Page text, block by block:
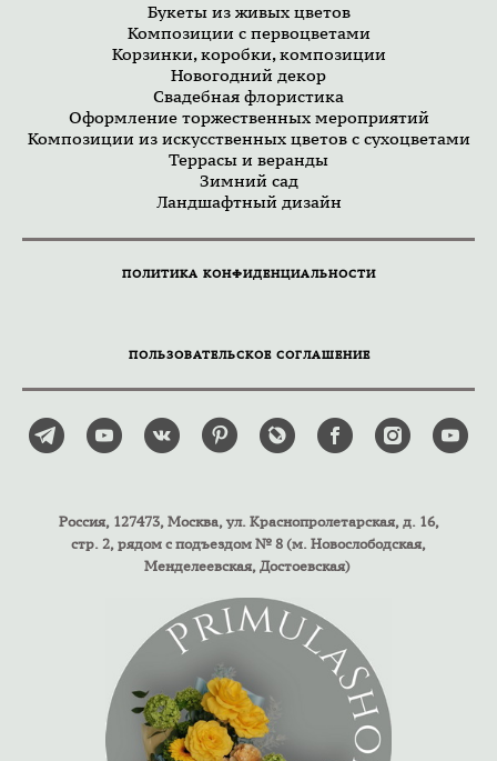
Букеты из живых цветов
Композиции с первоцветами
Корзинки, коробки, композиции
Новогодний декор
Свадебная флористика
Оформление торжественных мероприятий
Композиции из искусственных цветов с сухоцветами
Террасы и веранды
Зимний сад
Ландшафтный дизайн
ПОЛИТИКА КОНФИДЕНЦИАЛЬНОСТИ
ПОЛЬЗОВАТЕЛЬСКОЕ СОГЛАШЕНИЕ
Россия, 127473, Москва, ул. Краснопролетарская, д. 16,
стр. 2, рядом с подъездом № 8 (м. Новослободская,
Менделеевская, Достоевская)